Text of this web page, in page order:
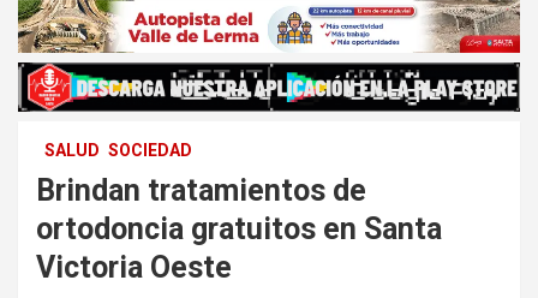
SALUD SOCIEDAD
Brindan tratamientos de
ortodoncia gratuitos en Santa
Victoria Oeste